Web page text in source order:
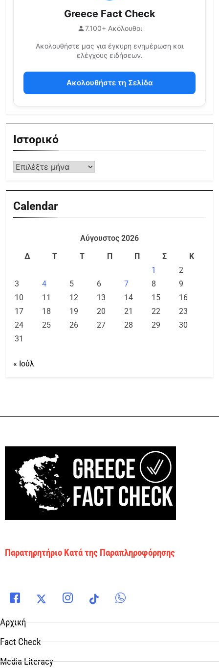
Greece Fact Check
7.100+ Ακόλουθοι
Ακολουθήστε μας για έγκυρη ενημέρωση και
ελέγχους ειδήσεων.
Ακολουθήστε τη Σελίδα
Ιστορικό
Calendar
Αύγουστος 2026
Δ
Τ Τ Π Π Σ
Κ
1
2
3
4 5 6 7 8
9
10
11 12 13 14 15
16
17
18 19 20 21 22
23
24
25 26 27 28 29
30
31
« Ιούλ
Παρατηρητήριο Κατά της Παραπληροφόρησης
Αρχική
Fact Check
Media Literacy